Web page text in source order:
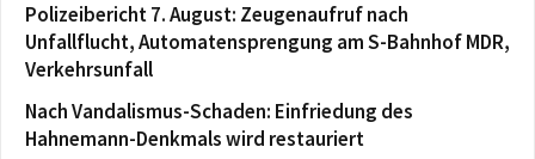
Polizeibericht 7. August: Zeugenaufruf nach
Unfallflucht, Automatensprengung am S-Bahnhof MDR,
Verkehrsunfall
Nach Vandalismus-Schaden: Einfriedung des
Hahnemann-Denkmals wird restauriert